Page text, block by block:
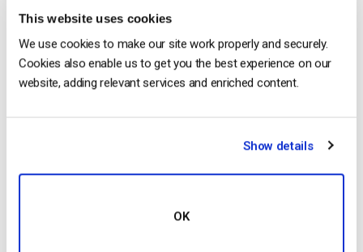
This website uses cookies
We use cookies to make our site work properly and securely.
Cookies also enable us to get you the best experience on our
website, adding relevant services and enriched content.
Show details
OK
4. L’apparence
Modification de la couleur de recouvrement (il s’agit des
couleurs primaires du lecteur lui-même)
Changement de la couleur du menu (couleur secondaire
Activation de la lecture automatique (si le contenu
Démarrer la vidéo en sourdine (si la vidéo est mise en